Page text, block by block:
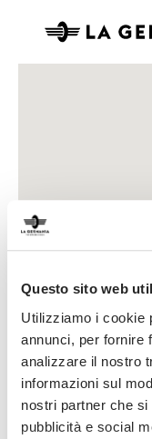
Questo sito web
Utilizziamo i cookie
annunci, per fornire
analizzare il nostro
informazioni sul
nostri partner che
pubblicità e social